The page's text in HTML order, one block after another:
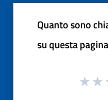
Quanto sono
su questa